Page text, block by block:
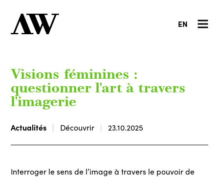
EN
Visions féminines :
questionner l'art à travers
l'imagerie
Actualités Découvrir 23.10.2025
Interroger le sens de l’image à travers le pouvoir de